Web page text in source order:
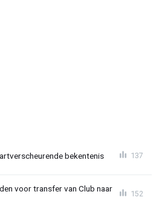
bekentenis 137
voor transfer van Club naar
152